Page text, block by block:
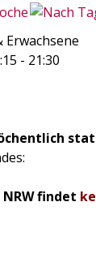
Erwachsene
- 21:30
NRW findet